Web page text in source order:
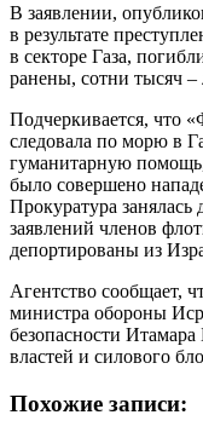
В заявлении,
в результате
в секторе Газа,
ранены, сотни тысяч
Подчеркивается, что
следовала по морю в
гуманитарную
было совершено
Прокуратура
заявлений членов
депортированы из
Агентство сообщает,
министра обороны
безопасности
властей и силового
Похожие записи: